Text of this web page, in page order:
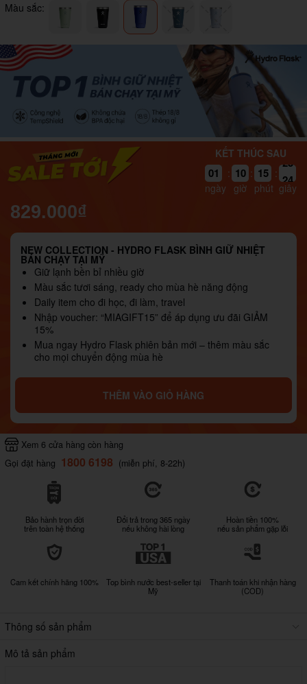
Màu sắc:
KẾT THÚC SAU
01
ngày
: 10
giờ
: 15
phút
: 24
giây
829.000₫
NEW COLLECTION - HYDRO FLASK BÌNH GIỮ NHIỆT
BÁN CHẠY TẠI MỸ
Giữ lạnh bền bỉ nhiều giờ
Màu sắc tươi sáng, ready cho mùa hè năng động
Daily item cho đi học, đi làm, travel
Nhập voucher: “MIAGIFT15” để áp dụng ưu đãi GIẢM
15%
Mua ngay Hydro Flask phiên bản mới – thêm màu sắc
cho mọi chuyển động mùa hè
THÊM VÀO GIỎ HÀNG
Xem 6 cửa hàng còn hàng
Gọi đặt hàng 1800 6198 (miễn phí, 8-22h)
Bảo hành trọn đời
trên toàn hệ thống
Đổi trả trong 365 ngày
nếu không hài lòng
Hoàn tiền 100%
nếu sản phẩm gặp lỗi
Cam kết chính hãng 100%
Top bình nước best-seller tại
Mỹ
Thanh toán khi nhận hàng
(COD)
Thông số sản phẩm
Mô tả sản phẩm